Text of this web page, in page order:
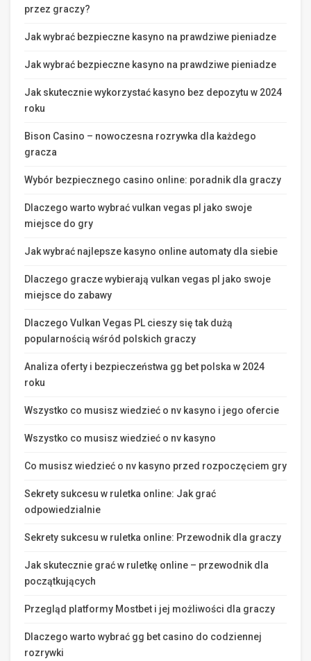
przez graczy?
Jak wybrać bezpieczne kasyno na prawdziwe pieniadze
Jak wybrać bezpieczne kasyno na prawdziwe pieniadze
Jak skutecznie wykorzystać kasyno bez depozytu w 2024
roku
Bison Casino – nowoczesna rozrywka dla każdego
gracza
Wybór bezpiecznego casino online: poradnik dla graczy
Dlaczego warto wybrać vulkan vegas pl jako swoje
miejsce do gry
Jak wybrać najlepsze kasyno online automaty dla siebie
Dlaczego gracze wybierają vulkan vegas pl jako swoje
miejsce do zabawy
Dlaczego Vulkan Vegas PL cieszy się tak dużą
popularnością wśród polskich graczy
Analiza oferty i bezpieczeństwa gg bet polska w 2024
roku
Wszystko co musisz wiedzieć o nv kasyno i jego ofercie
Wszystko co musisz wiedzieć o nv kasyno
Co musisz wiedzieć o nv kasyno przed rozpoczęciem gry
Sekrety sukcesu w ruletka online: Jak grać
odpowiedzialnie
Sekrety sukcesu w ruletka online: Przewodnik dla graczy
Jak skutecznie grać w ruletkę online – przewodnik dla
początkujących
Przegląd platformy Mostbet i jej możliwości dla graczy
Dlaczego warto wybrać gg bet casino do codziennej
rozrywki